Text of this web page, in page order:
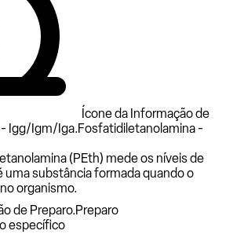
Ícone da Informação de
Igg/Igm/Iga.Fosfatidiletanolamina -
(PEth) mede os níveis de
uma substância formada quando o
organismo.
de Preparo.Preparo
específico